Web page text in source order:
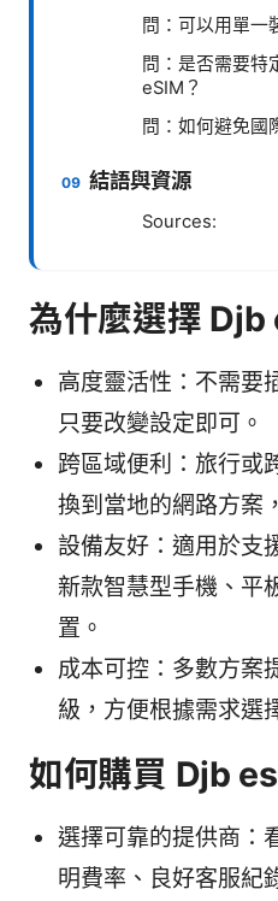
問：可以用單一
問：是否需要特
eSIM？
問：如何避免國
結語與資源
Sources:
為什麼選擇 Djb
高度靈活性：不需要
只要改變設定即可。
跨區域便利：旅行或
換到當地的網路方案
設備友好：適用於支
新款智慧型手機、平
置。
成本可控：多數方案
級，方便根據需求選
如何購買 Djb
選擇可靠的提供商：
明費率、良好客服紀